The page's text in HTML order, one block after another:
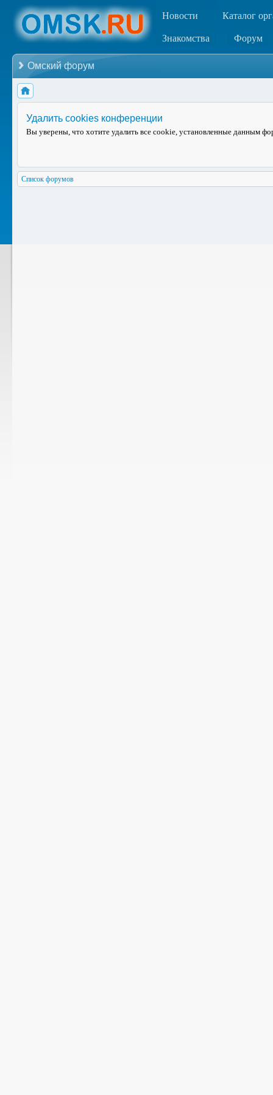
Новости Каталог
Знакомства Форум
Омский форум
Удалить cookies конференции
Вы уверены, что хотите удалить все cookie, установленные данным
Список форумов